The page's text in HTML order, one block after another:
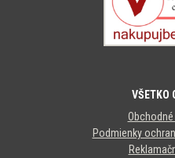
VŠETKO
Podmienky